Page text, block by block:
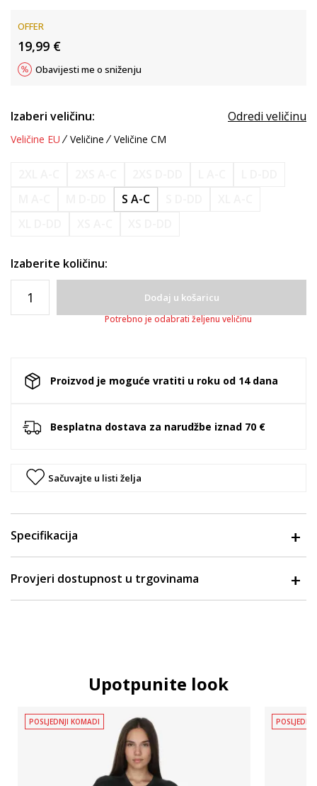
OFFER
19,99 €
Obavijesti me o sniženju
Izaberi veličinu: Odredi veličinu
Veličine EU Veličine Veličine CM
S A-C
Izaberite količinu:
Dodaj u košaricu
Potrebno je odabrati željenu veličinu
Proizvod je moguće vratiti u roku od 14 dana
Besplatna dostava za narudžbe iznad 70 €
Sačuvajte u listi želja
Specifikacija
Provjeri dostupnost u trgovinama
Upotpunite look
POSLJEDNJI KOMADI